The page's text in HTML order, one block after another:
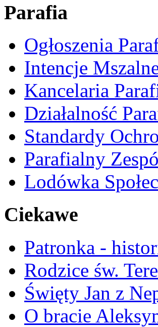
Parafia
Ogłoszenia
Intencje
Kancelaria
Działalność
Standardy
Parafialny
Lodówka
Ciekawe
Patronka -
Rodzice św.
Święty Jan z
O bracie